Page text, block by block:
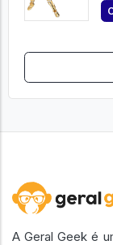
A Geral Geek é